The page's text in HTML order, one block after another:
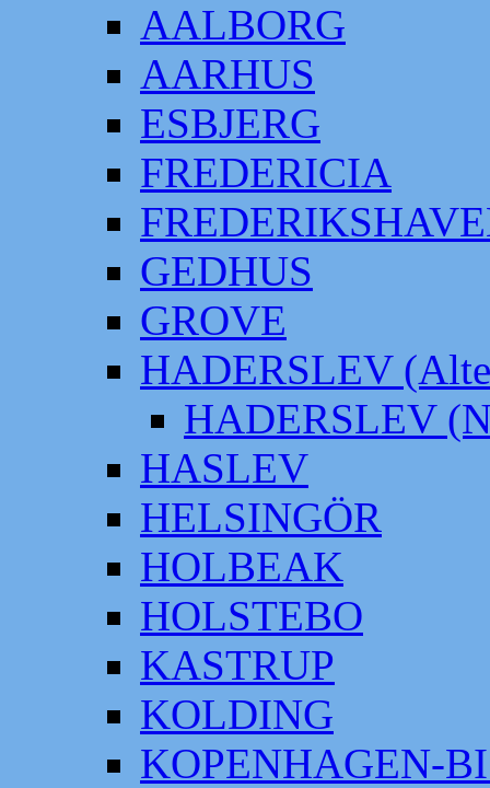
AALBORG
AARHUS
ESBJERG
FREDERICIA
GEDHUS
GROVE
HADERSLEV
HADERSLEV
HASLEV
HELSINGÖR
HOLBEAK
HOLSTEBO
KASTRUP
KOLDING
KOPENHAGEN-